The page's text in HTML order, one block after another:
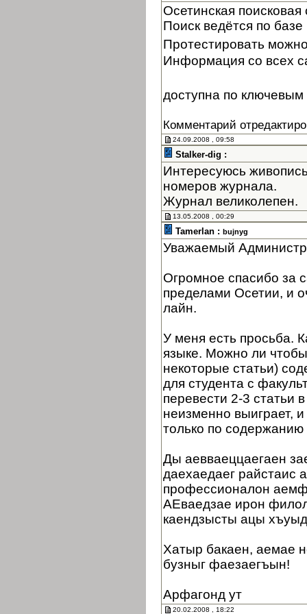
Осетинская
Поиск ведётся по
Протестировать
Информация со всех
доступна по
Комментарий
24.09.2008 , 09:58
Stalker-dig :
Интересуюсь
номеров журнала.
Журнал великолепен.
13.05.2008 , 00:29
Tamerlan : bujnyg
Уважаемый
Огромное спасибо за
пределами Осетии, и
лайн.
У меня есть просьба.
языке. Можно ли
некоторые статьи)
для студента с
перевести 2-3 статьи
неизменно выиграет,
только по
Ды аевваеццаегаен
даехаедаег райстаис
профессионалон
АЕваедзае ирон
каендзысты ацы
Хатыр бакаен, аемае
бузныг фаезаегъын!
Арфагонд ут
20.02.2008 , 18:22